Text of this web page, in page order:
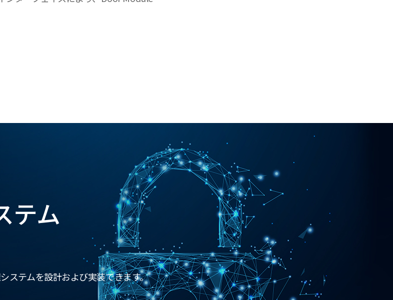
テム
ステムを設計および実装できます。